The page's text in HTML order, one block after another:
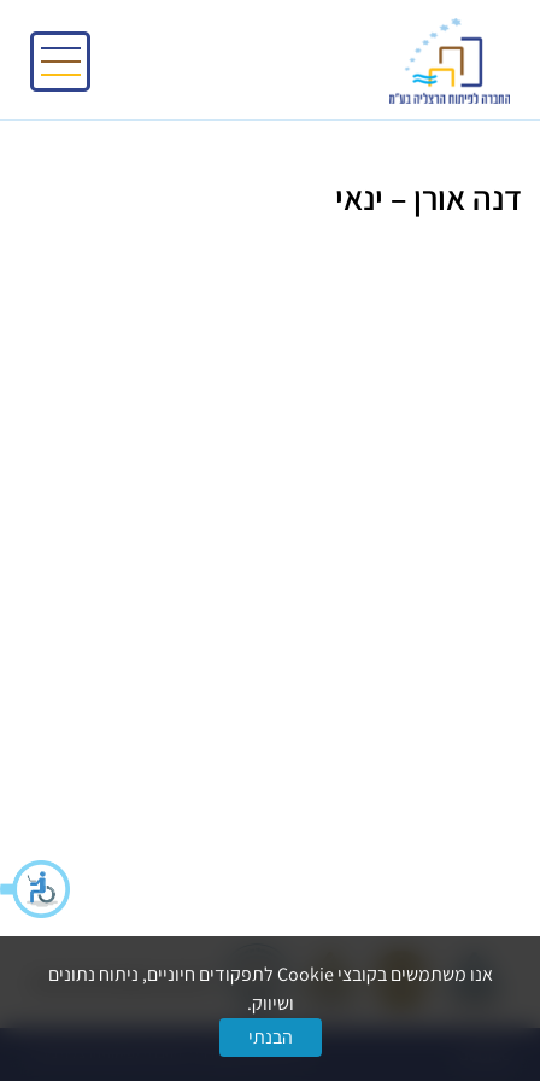
דנה אורן – ינאי
הצהרת נגישותמדיניות פרטיות
© כל הזכויות שמורות ל-החברה לפיתוח הרצליה בע״מ
אנו משתמשים בקובצי Cookie לתפקודים חיוניים, ניתוח נתונים
ושיווק.
הבנתי